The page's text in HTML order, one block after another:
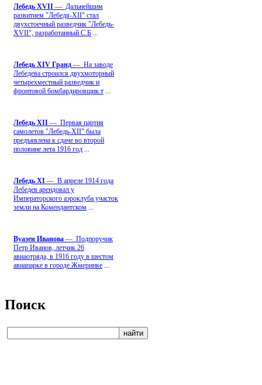
Лебедь ХVII — Дальнейшим
развитием "Лебедя-ХII" стал
двухстоечный разведчик "Лебедь-
XVII", разработанный С.Б
Лебедь ХIV Гранд — На заводе
Лебедева строился двухмоторный
четырехместный разведчик и
фронтовой бомбардировщик т
Лебедь ХII — Первая партия
самолетов "Лебедь-ХII" была
предъявлена к сдаче во второй
половине лета 1916 год
Лебедь ХI — В апреле 1914 года
Лебедев арендовал у
Императорского аэроклуба участок
земли на Комендантском
Вуазен Иванова — Подпоручик
Петр Иванов, летчик 26
авиаотряда, в 1916 году в шестом
авиапарке в городе Жмеринке
Поиск